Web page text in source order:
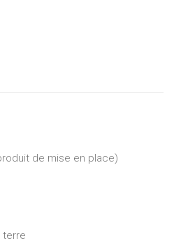
de mise en place)
terre